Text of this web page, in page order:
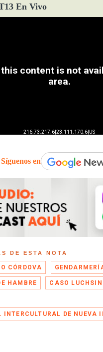
En Vivo
Síguenos en
DE ESTA NOTA
CÓRDOVA
HAMBRE CASO
INTERCULTURAL DE NUEVA